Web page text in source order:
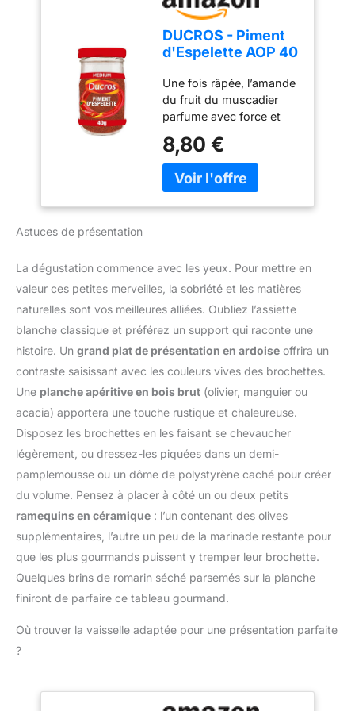
finement moulu pour
préserver toute sa
richesse aromatique.
Polyvalent en cuisine :
viandes, poissons,
légumes, œufs, sauces,
marinades, grillades et
spécialités basques.
DUCROS - Piment
d'Espelette AOP 40
Une fois râpée, l’amande
du fruit du muscadier
parfume avec force et
blanches, pommes de
terre, escalopes à la
crème Piment d'espelette
8,80 €
Astuces de présentation
La dégustation commence avec les yeux. Pour mettre en
valeur ces petites merveilles, la sobriété et les matières
naturelles sont vos meilleures alliées. Oubliez l’assiette
blanche classique et préférez un support qui raconte une
histoire. Un grand plat de présentation en ardoise offrira un
contraste saisissant avec les couleurs vives des brochettes.
Une planche apéritive en bois brut (olivier, manguier ou
acacia) apportera une touche rustique et chaleureuse.
Disposez les brochettes en les faisant se chevaucher
légèrement, ou dressez-les piquées dans un demi-
pamplemousse ou un dôme de polystyrène caché pour créer
du volume. Pensez à placer à côté un ou deux petits
ramequins en céramique : l’un contenant des olives
supplémentaires, l’autre un peu de la marinade restante pour
que les plus gourmands puissent y tremper leur brochette.
Quelques brins de romarin séché parsemés sur la planche
finiront de parfaire ce tableau gourmand.
Où trouver la vaisselle adaptée pour une présentation parfaite
?